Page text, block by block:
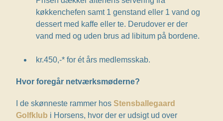
køkkenchefen samt 1 genstand eller 1 vand og
dessert med kaffe eller te. Derudover er der
vand med og uden brus ad libitum på bordene.
kr.450,-* for ét års medlemsskab.
Hvor foregår netværksmøderne?
I de skønneste rammer hos Stensballegaard
Golfklub i Horsens, hvor der er udsigt ud over